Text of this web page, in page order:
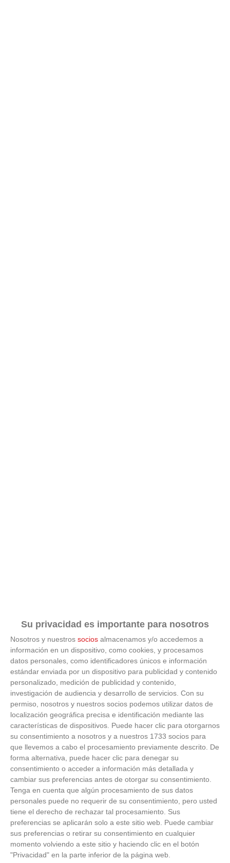
Su privacidad es importante para nosotros
Nosotros y nuestros socios almacenamos y/o accedemos a
información en un dispositivo, como cookies, y procesamos
datos personales, como identificadores únicos e información
estándar enviada por un dispositivo para publicidad y contenido
personalizado, medición de publicidad y contenido,
investigación de audiencia y desarrollo de servicios. Con su
permiso, nosotros y nuestros socios podemos utilizar datos de
localización geográfica precisa e identificación mediante las
características de dispositivos. Puede hacer clic para otorgarnos
su consentimiento a nosotros y a nuestros 1733 socios para
que llevemos a cabo el procesamiento previamente descrito. De
forma alternativa, puede hacer clic para denegar su
consentimiento o acceder a información más detallada y
cambiar sus preferencias antes de otorgar su consentimiento.
Tenga en cuenta que algún procesamiento de sus datos
personales puede no requerir de su consentimiento, pero usted
tiene el derecho de rechazar tal procesamiento. Sus
preferencias se aplicarán solo a este sitio web. Puede cambiar
sus preferencias o retirar su consentimiento en cualquier
momento volviendo a este sitio y haciendo clic en el botón
"Privacidad" en la parte inferior de la página web.
¿Sabes qué baja tu ánimo?
Lo haces todos los días y afecta cómo te sientes